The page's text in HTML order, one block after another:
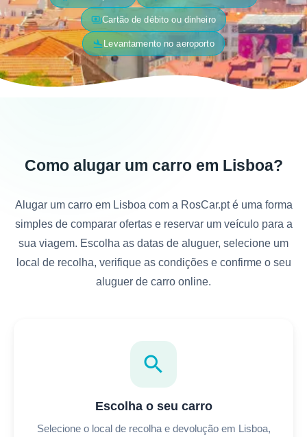
paymentsCartão de débito ou dinheiro
flight_land Levantamento no aeroporto
Como alugar um carro em Lisboa?
Alugar um carro em Lisboa com a RosCar.pt é uma forma
simples de comparar ofertas e reservar um veículo para a
sua viagem. Escolha as datas de aluguer, selecione um
local de recolha, verifique as condições e confirme o seu
aluguer de carro online.
search
Escolha o seu carro
Selecione o local de recolha e devolução em Lisboa,